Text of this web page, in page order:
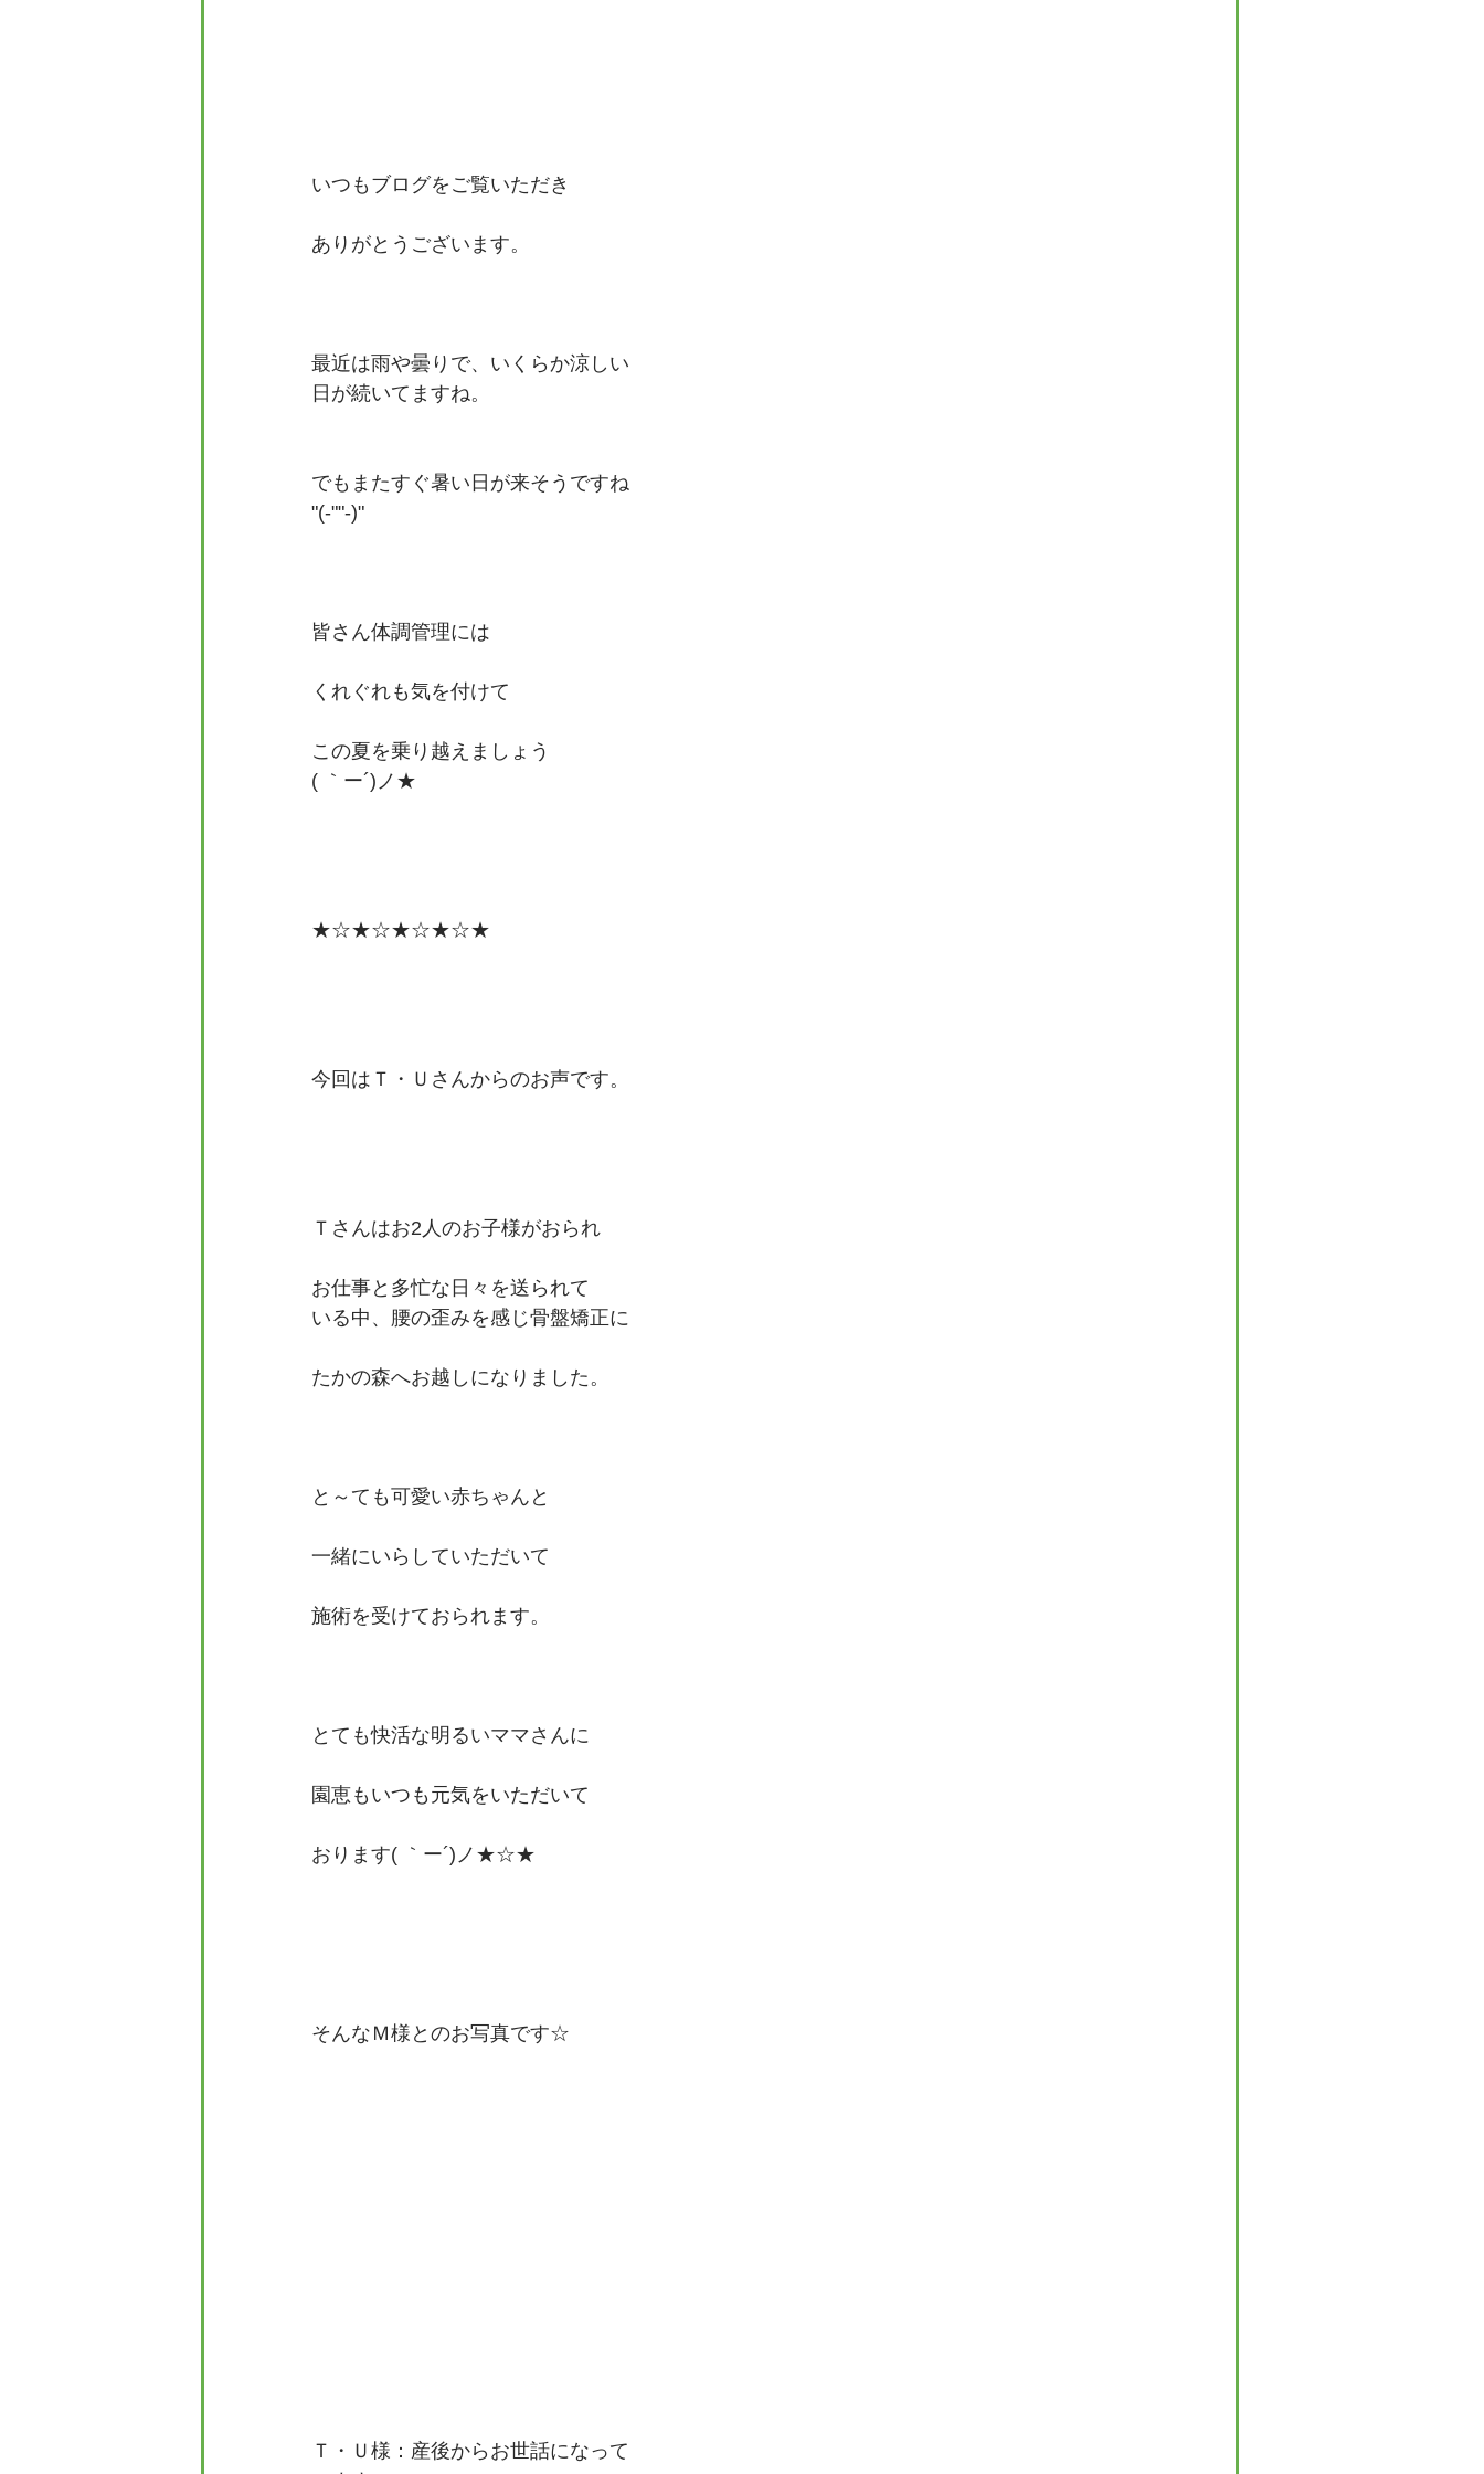
いつもブログをご覧いただき
ありがとうございます。
最近は雨や曇りで、いくらか涼しい
日が続いてますね。
でもまたすぐ暑い日が来そうですね
"(-""-)"
皆さん体調管理には
くれぐれも気を付けて
この夏を乗り越えましょう
( ｀ー´)ノ★
★☆★☆★☆★☆★
今回はＴ・Ｕさんからのお声です。
Ｔさんはお2人のお子様がおられ
お仕事と多忙な日々を送られて
いる中、腰の歪みを感じ骨盤矯正に
たかの森へお越しになりました。
と～ても可愛い赤ちゃんと
一緒にいらしていただいて
施術を受けておられます。
とても快活な明るいママさんに
園恵もいつも元気をいただいて
おります( ｀ー´)ノ★☆★
そんなＭ様とのお写真です☆
Ｔ・Ｕ様：産後からお世話になって